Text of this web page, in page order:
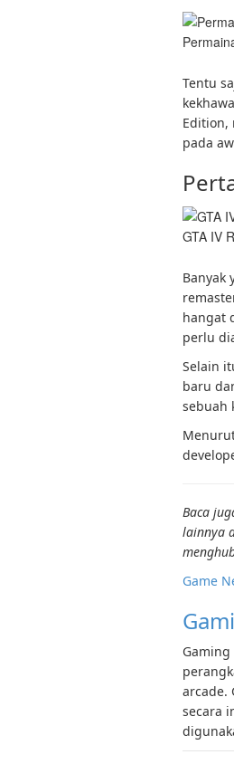
Tentu
Edition,
pada
GTA IV
Banyak
hangat
perlu
Selain
baru
sebuah
Baca
lainnya
Game
arcade.
secara